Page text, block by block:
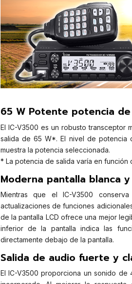
65 W Potente potencia de
El IC-V3500 es un robusto
salida de 65 W*. El nivel de potencia
muestra la potencia seleccionada.
* La potencia de salida varía en
Moderna pantalla blanca
Mientras que el IC-V3500
actualizaciones de funciones
de la pantalla LCD ofrece una mejor
inferior de la pantalla indica las
directamente debajo de la pantalla.
Salida de audio fuerte y
El IC-V3500 proporciona un sonido